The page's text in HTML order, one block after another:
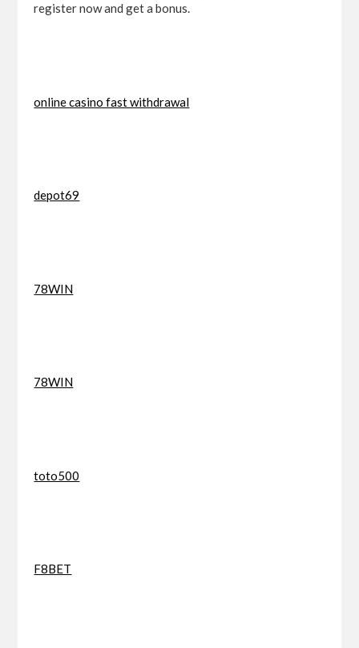
register now and get a bonus.
online casino fast withdrawal
depot69
78WIN
78WIN
toto500
F8BET